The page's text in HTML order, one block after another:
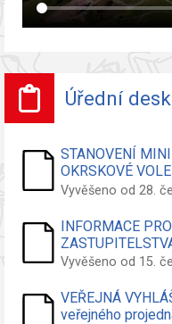
Úřední
STANOVENÍ
OKRSKOVÉ
Vyvěšeno od 28.
INFORMACE
Vyvěšeno od 15.
VEŘEJNÁ
veřejného